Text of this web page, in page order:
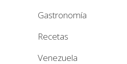
Gastronomía
Recetas
Venezuela